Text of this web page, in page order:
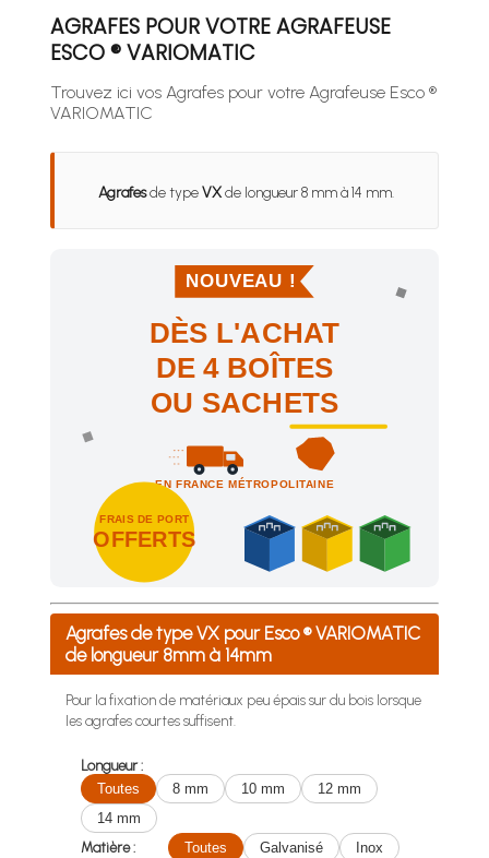
AGRAFES POUR VOTRE AGRAFEUSE
ESCO ® VARIOMATIC
Trouvez ici vos Agrafes pour votre Agrafeuse Esco ®
VARIOMATIC
Agrafesde typeVXde longueur 8 mm à 14 mm.
NOUVEAU !
DÈS L'ACHAT
DE 4 BOÎTES
OU SACHETS
EN FRANCE MÉTROPOLITAINE
FRAIS DE PORT
OFFERTS
Achetez 4 sachets ou boîtes d'agrafes ou de pointes et
Agrafes de type VX pour Esco ® VARIOMATIC
de longueur 8mm à 14mm
Pour la fixation de matériaux peu épais sur du bois lorsque
les agrafes courtes suffisent.
Longueur :
Toutes
8 mm 10 mm
12 mm
14 mm
Matière :
Toutes Galvanisé Inox